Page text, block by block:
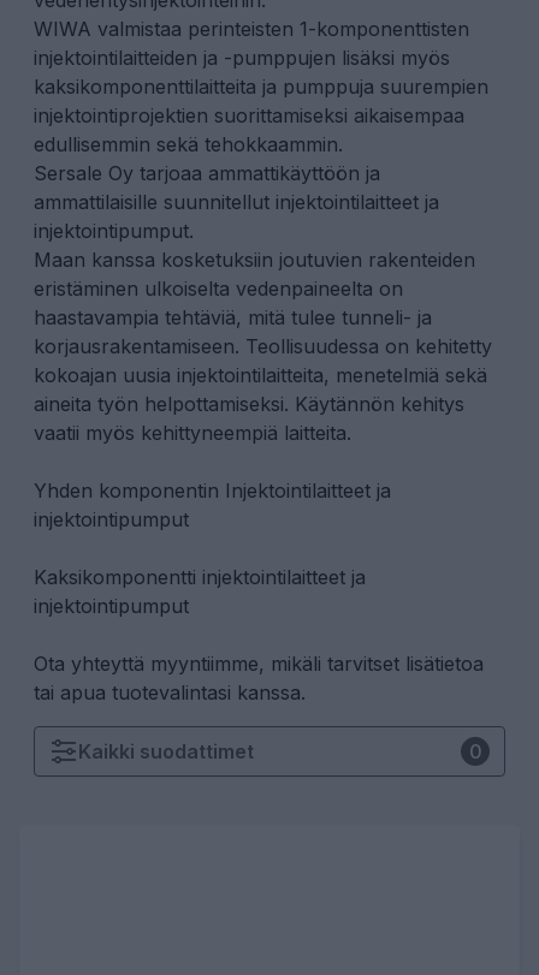
WIWA valmistaa perinteisten 1-komponenttisten
injektointilaitteiden ja -pumppujen lisäksi myös
kaksikomponenttilaitteita ja pumppuja suurempien
injektointiprojektien suorittamiseksi aikaisempaa
edullisemmin sekä tehokkaammin.
Sersale Oy tarjoaa ammattikäyttöön ja
ammattilaisille suunnitellut injektointilaitteet ja
injektointipumput.
Maan kanssa kosketuksiin joutuvien rakenteiden
eristäminen ulkoiselta vedenpaineelta on
haastavampia tehtäviä, mitä tulee tunneli- ja
korjausrakentamiseen. Teollisuudessa on kehitetty
kokoajan uusia injektointilaitteita, menetelmiä sekä
aineita työn helpottamiseksi. Käytännön kehitys
vaatii myös kehittyneempiä laitteita.
Yhden komponentin Injektointilaitteet ja
injektointipumput
Kaksikomponentti injektointilaitteet ja
injektointipumput
Ota yhteyttä myyntiimme, mikäli tarvitset lisätietoa
tai apua tuotevalintasi kanssa.
Kaikki suodattimet 0